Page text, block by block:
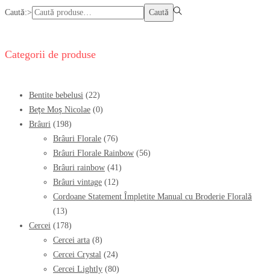
Caută:> Caută
Categorii de produse
Bentite bebelusi (22)
Bețe Moș Nicolae (0)
Brâuri (198)
Brâuri Florale (76)
Brâuri Florale Rainbow (56)
Brâuri rainbow (41)
Brâuri vintage (12)
Cordoane Statement Împletite Manual cu Broderie Florală
(13)
Cercei (178)
Cercei arta (8)
Cercei Crystal (24)
Cercei Lightly (80)